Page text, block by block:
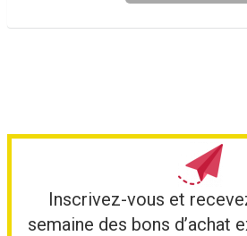
Inscrivez-vous et
semaine des bons d’achat